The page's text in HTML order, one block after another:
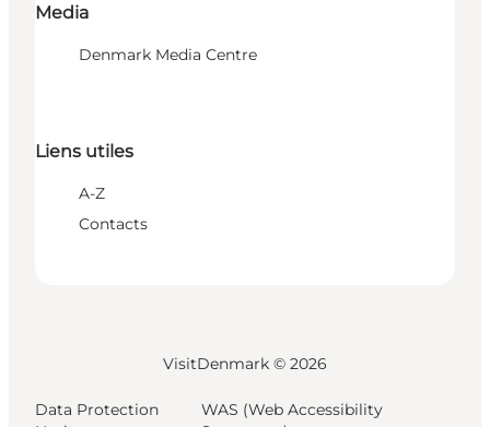
Media
Denmark Media Centre
Liens utiles
A-Z
Contacts
VisitDenmark © 2026
Data Protection
WAS (Web Accessibility